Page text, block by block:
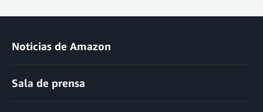
Noticias de Amazon
Sala de prensa